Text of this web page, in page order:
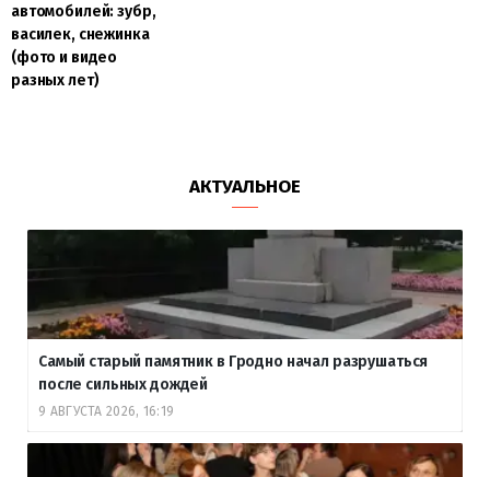
автомобилей: зубр,
василек, снежинка
(фото и видео
разных лет)
АКТУАЛЬНОЕ
Самый старый памятник в Гродно начал разрушаться
после сильных дождей
9 АВГУСТА 2026, 16:19